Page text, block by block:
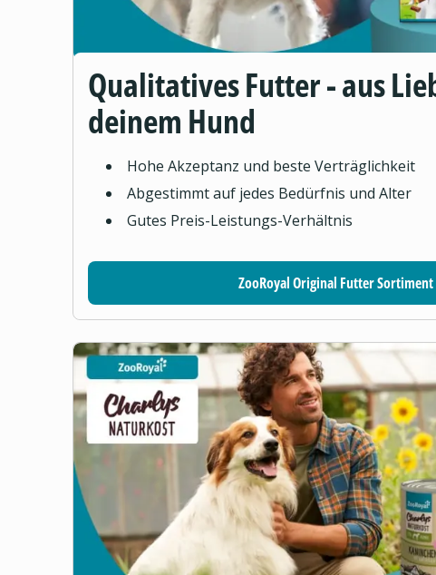
Qualitatives Futter - aus
deinem Hund
Hohe Akzeptanz und beste Verträglichkeit
Abgestimmt auf jedes Bedürfnis und Alter
Gutes Preis-Leistungs-Verhältnis
ZooRoyal Original Futter Sortiment